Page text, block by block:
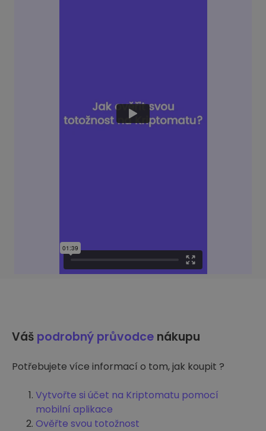
Váš podrobný průvodce nákupu
Potřebujete více informací o tom, jak koupit ?
Vytvořte si účet na Kriptomatu pomocí
mobilní aplikace
Ověřte svou totožnost